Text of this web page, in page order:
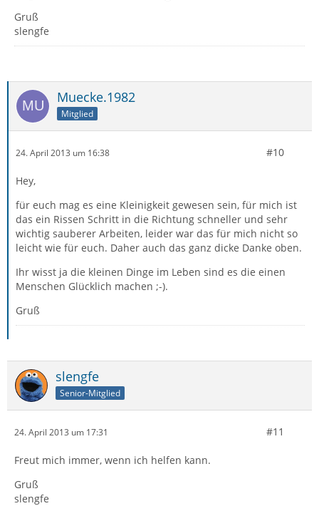
Gruß
slengfe
Muecke.1982
Mitglied
24. April 2013 um 16:38 #10
Hey,
für euch mag es eine Kleinigkeit gewesen sein, für mich ist
das ein Rissen Schritt in die Richtung schneller und sehr
wichtig sauberer Arbeiten, leider war das für mich nicht so
leicht wie für euch. Daher auch das ganz dicke Danke oben.
Ihr wisst ja die kleinen Dinge im Leben sind es die einen
Menschen Glücklich machen ;-).
Gruß
slengfe
Senior-Mitglied
24. April 2013 um 17:31 #11
Freut mich immer, wenn ich helfen kann.
Gruß
slengfe